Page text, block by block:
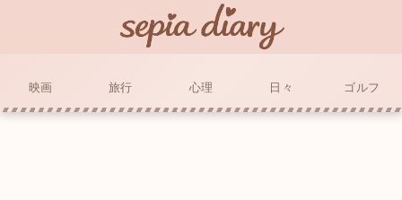
映画 旅行 心理 日々 ゴルフ